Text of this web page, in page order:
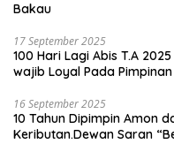
Bakau
17 September 2025
100 Hari Lagi Abis T.A 2025 Tapi
wajib Loyal Pada Pimpinan
16 September 2025
10 Tahun Dipimpin Amon
Keributan.Dewan Saran